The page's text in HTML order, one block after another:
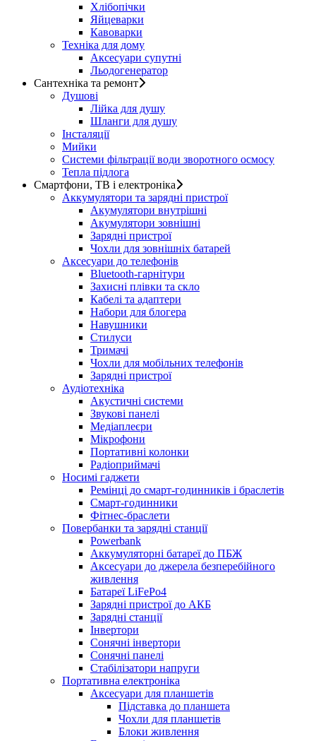
Хлібопічки
Яйцеварки
Кавоварки
Техніка для дому
Аксесуари супутні
Льодогенератор
Сантехніка та ремонт
Душові
Лійка для душу
Шланги для душу
Інсталяції
Мийки
Системи фільтрації води зворотного осмосу
Тепла підлога
Смартфони, ТВ і електроніка
Аккумулятори та зарядні пристрої
Акумулятори внутрішні
Акумулятори зовнішні
Зарядні пристрої
Чохли для зовнішніх батарей
Аксесуари до телефонів
Bluetooth-гарнітури
Захисні плівки та скло
Кабелі та адаптери
Набори для блогера
Навушники
Стилуси
Тримачі
Чохли для мобільних телефонів
Зарядні пристрої
Аудіотехніка
Акустичні системи
Звукові панелі
Медіаплеєри
Мікрофони
Портативні колонки
Радіоприймачі
Носимі гаджети
Ремінці до смарт-годинників і браслетів
Смарт-годинники
Фітнес-браслети
Повербанки та зарядні станції
Powerbank
Аккумуляторні батареї до ПБЖ
Аксесуари до джерела безперебійного
живлення
Батареї LiFePo4
Зарядні пристрої до АКБ
Зарядні станції
Інвертори
Сонячні інвертори
Сонячні панелі
Стабілізатори напруги
Портативна електроніка
Аксесуари для планшетів
Підставка до планшета
Чохли для планшетів
Блоки живлення